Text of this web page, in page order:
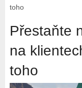
toho
Přestaňte
na
toho